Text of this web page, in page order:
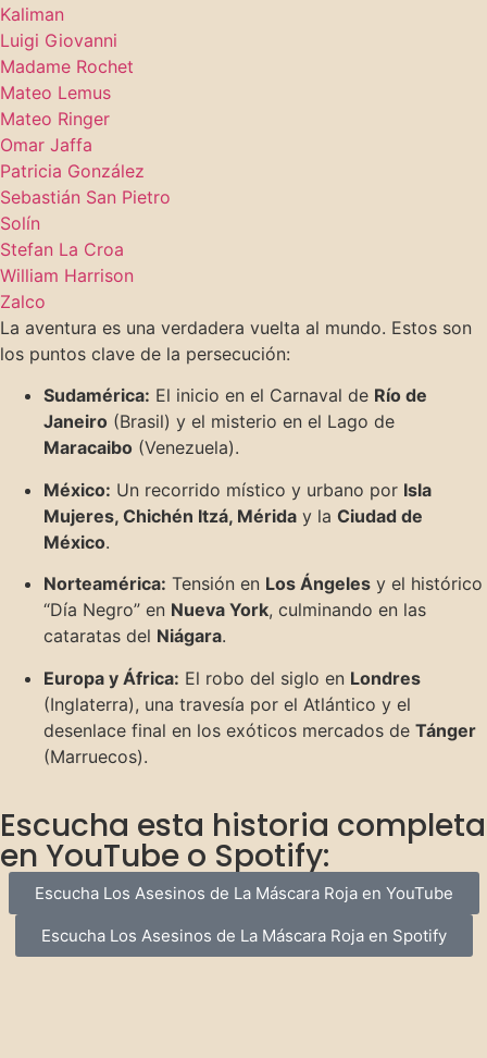
Kaliman
Luigi Giovanni
Madame Rochet
Mateo Lemus
Mateo Ringer
Omar Jaffa
Patricia González
Sebastián San Pietro
Solín
Stefan La Croa
William Harrison
Zalco
La aventura es una verdadera vuelta al mundo. Estos son
los puntos clave de la persecución:
Sudamérica: El inicio en el Carnaval de Río de
Janeiro (Brasil) y el misterio en el Lago de
Maracaibo (Venezuela).
México: Un recorrido místico y urbano por Isla
Mujeres, Chichén Itzá, Mérida y la Ciudad de
México.
Norteamérica: Tensión en Los Ángeles y el histórico
“Día Negro” en Nueva York, culminando en las
cataratas del Niágara.
Europa y África: El robo del siglo en Londres
(Inglaterra), una travesía por el Atlántico y el
desenlace final en los exóticos mercados de Tánger
(Marruecos).
Escucha esta historia completa
en YouTube o Spotify:
Escucha Los Asesinos de La Máscara Roja en YouTube
Escucha Los Asesinos de La Máscara Roja en Spotify